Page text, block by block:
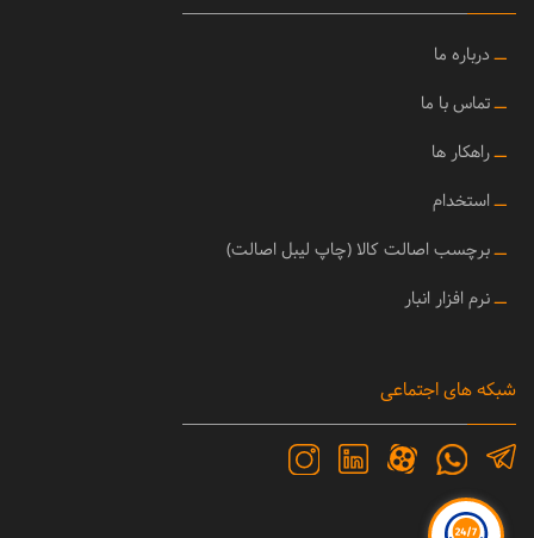
ــ درباره ما
ــتماس با ما
ــراهکار ها
ــ استخدام
ــبرچسب اصالت کالا (چاپ لیبل اصالت)
ــنرم افزار انبار
شبکه های اجتماعی